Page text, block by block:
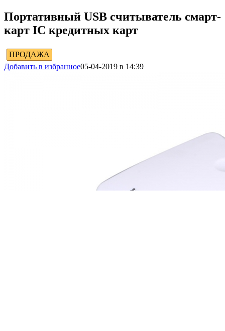
Портативный USB считыватель смарт-
карт IC кредитных карт
ПРОДАЖА
Добавить в избранное05-04-2019 в 14:39